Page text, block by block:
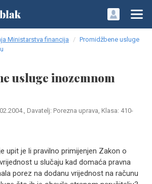
Ministarstva financija
Promidžbene usluge
usluge inozemnom
Davatelj: Porezna uprava, Klasa: 410-
upit je li pravilno primijenjen Zakon o
u slučaju kad domaća pravna
porez na dodanu vrijednost na računu